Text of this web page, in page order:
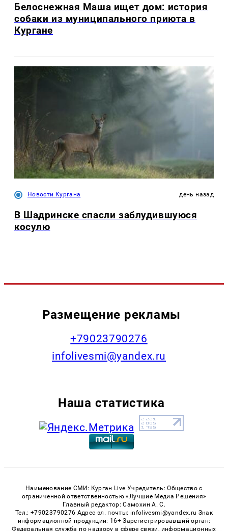
Белоснежная Маша ищет дом: история
собаки из муниципального приюта в
Кургане
Новости Кургана день назад
В Шадринске спасли заблудившуюся
косулю
Размещение рекламы
+79023790276
infolivesmi@yandex.ru
Наша статистика
Наименование СМИ: Курган Live Учредитель: Общество с
ограниченной ответственностью «Лучшие Медиа Решения»
Главный редактор: Самохин А. С.
Тел.: +79023790276 Адрес эл. почты: infolivesmi@yandex.ru Знак
информационной продукции: 16+ Зарегистрировавший орган:
Федеральная служба по надзору в сфере связи, информационных